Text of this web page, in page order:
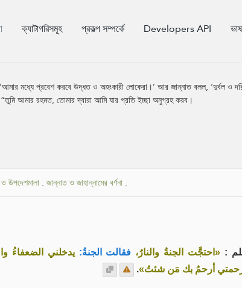
ক্যাটাগরিসমূহ প্রকল্প সম্পর্কে Developers API
মধ্যে প্রবেশ করবে উদ্ধত ও অহংকারী লোকেরা।’ আর জান্নাত বলল, ‘দুর্বল ও
আমার রহমত, তোমার দ্বারা আমি যার প্রতি ইচ্ছা অনুগ্রহ করব।
উপদেশমালা . জান্নাত ও জাহান্নামের বর্ণনা .
:«احتجَّت الجنةُ والنارُ، فقالت الجنةُ: يدخلني الضعفاءُ
أرحمُ بك مَن شئتُ».